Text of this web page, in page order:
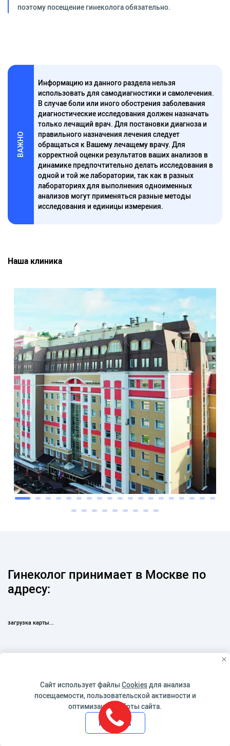
поэтому посещение гинеколога обязательно.
ВАЖНО
Информацию из данного раздела нельзя
использовать для самодиагностики и самолечения.
В случае боли или иного обострения заболевания
диагностические исследования должен назначать
только лечащий врач. Для постановки диагноза и
правильного назначения лечения следует
обращаться к Вашему лечащему врачу. Для
корректной оценки результатов ваших анализов в
динамике предпочтительно делать исследования в
одной и той же лаборатории, так как в разных
лабораториях для выполнения одноименных
анализов могут применяться разные методы
исследования и единицы измерения.
Наша клиника
Гинеколог принимает в Москве по
адресу:
загрузка карты...
Сайт использует файлы Cookiesдля анализа
посещаемости, пользовательской активности и
оптимизации работы сайта.
Принять